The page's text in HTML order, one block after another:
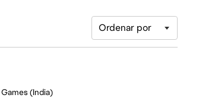
Ordenar por
(India)